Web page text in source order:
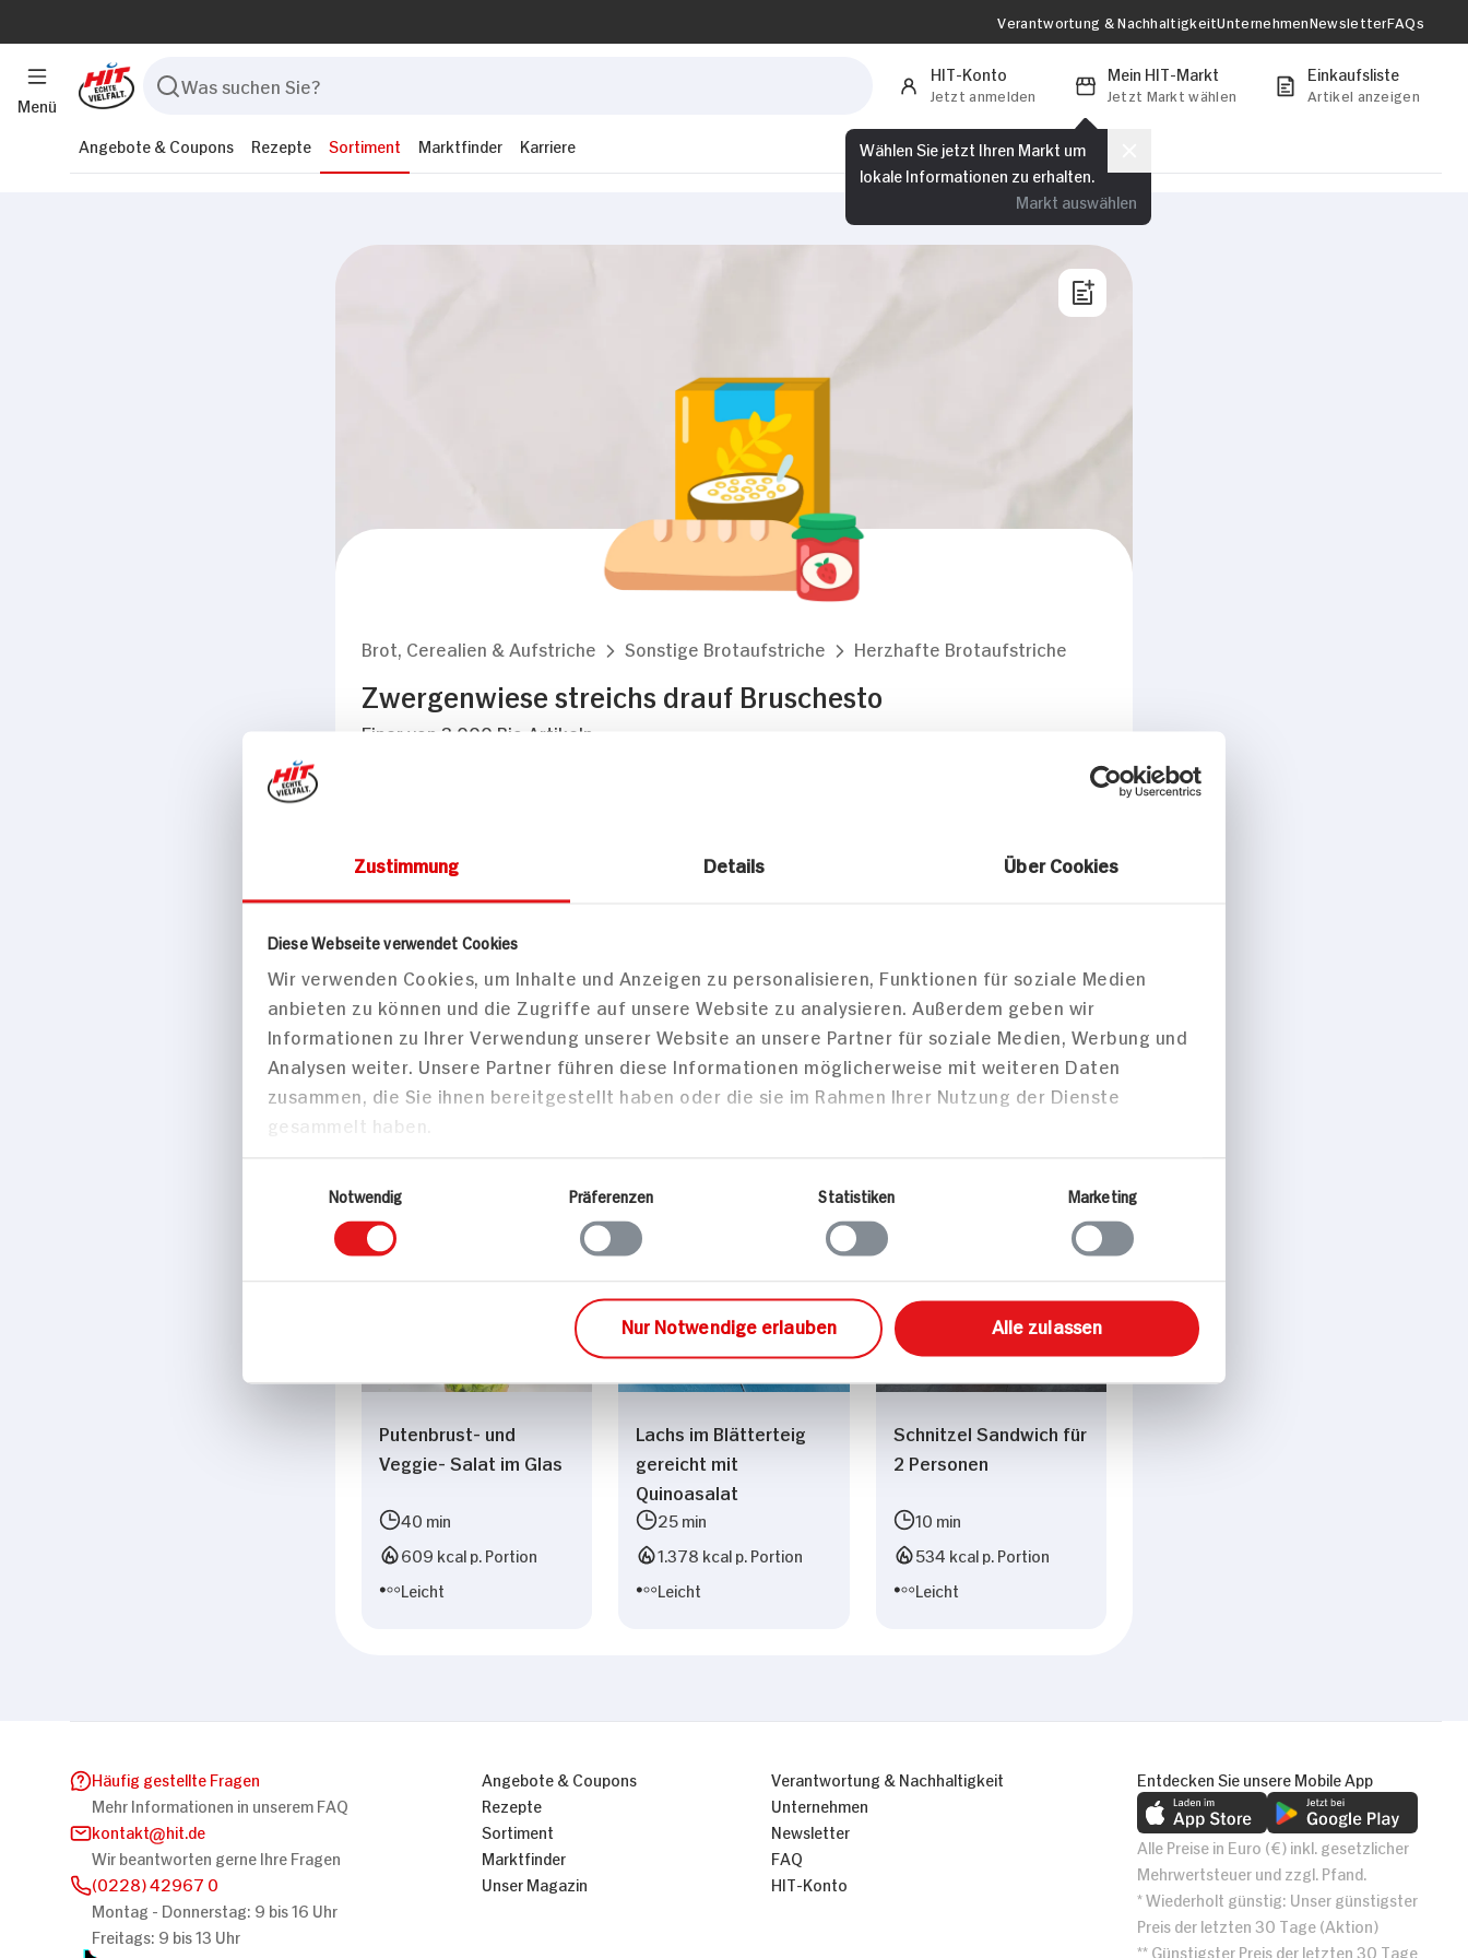
Zustimmung Details Über Cookies
Diese Webseite verwendet Cookies
Wir verwenden Cookies, um Inhalte und Anzeigen zu personalisieren, Funktionen für soziale Medien
anbieten zu können und die Zugriffe auf unsere Website zu analysieren. Außerdem geben wir
Informationen zu Ihrer Verwendung unserer Website an unsere Partner für soziale Medien, Werbung und
Analysen weiter. Unsere Partner führen diese Informationen möglicherweise mit weiteren Daten
zusammen, die Sie ihnen bereitgestellt haben oder die sie im Rahmen Ihrer Nutzung der Dienste
gesammelt haben.
Notwendig
Präferenzen Statistiken Marketing
Nur Notwendige erlauben Alle zulassen
Menü
Verantwortung & NachhaltigkeitUnternehmenNewsletterFAQs
HIT-Konto
Jetzt anmelden
Mein HIT-Markt
Jetzt Markt wählen
Wählen Sie jetzt Ihren Markt um
lokale Informationen zu erhalten.
Markt auswählen
Einkaufsliste
Artikel anzeigen
Angebote & Coupons Rezepte Sortiment Marktfinder Karriere
Brot, Cerealien & Aufstriche Sonstige Brotaufstriche Herzhafte Brotaufstriche
Zwergenwiese streichs drauf Bruschesto
Einer von 3.000 Bio Artikeln
Bitte wählen Sie einen Markt aus,
Eigenschaften
Vegan BIO HIT
Marke
Passende Rezepte
Vorspeise/Snacks
Putenbrust- und
Veggie- Salat im Glas
40 min
609 kcal p. Portion
Leicht
Hauptspeisen
Lachs im Blätterteig
gereicht mit
Quinoasalat
25 min
1.378 kcal p. Portion
Leicht
Hauptspeisen
Schnitzel Sandwich für
2 Personen
10 min
534 kcal p. Portion
Leicht
Häufig gestellte Fragen
Mehr Informationen in unserem FAQ
kontakt
hit.de
Wir beantworten gerne Ihre Fragen
(0228) 42967 0
Montag - Donnerstag: 9 bis 16 Uhr
Freitags: 9 bis 13 Uhr
Angebote & Coupons
Rezepte
Sortiment
Marktfinder
Unser Magazin
Verantwortung & Nachhaltigkeit
Unternehmen
Newsletter
FAQ
HIT-Konto
Entdecken Sie unsere Mobile App
Alle Preise in Euro (€) inkl. gesetzlicher
Mehrwertsteuer und zzgl. Pfand.
* Wiederholt günstig: Unser günstigster
Preis der letzten 30 Tage (Aktion)
** Günstigster Preis der letzten 30 Tage